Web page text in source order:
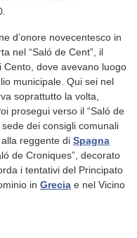
d’onore novecentesco in
nel “Saló de Cent”, il
Cento, dove avevano luogo
municipale. Qui sei nel
soprattutto la volta,
prosegui verso il “Saló de
dei consigli comunali
reggente di Spagna
de Croniques”, decorato
i tentativi del Principato
in Grecia e nel Vicino